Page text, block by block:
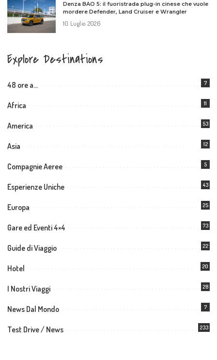
Denza BAO 5: il fuoristrada plug-in cinese che vuole
mordere Defender, Land Cruiser e Wrangler
10 Luglio 2026
Explore Destinations
48 ore a… 7
Africa 11
America 53
Asia 12
Compagnie Aeree 5
Esperienze Uniche 43
Europa 25
Gare ed Eventi 4×4 73
Guide di Viaggio 22
Hotel 20
I Nostri Viaggi 28
News Dal Mondo 7
Test Drive / News 233